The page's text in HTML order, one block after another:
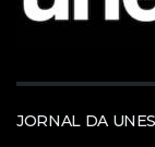
JORNAL DA